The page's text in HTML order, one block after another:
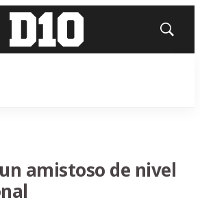
Mostrar
amistoso de nivel